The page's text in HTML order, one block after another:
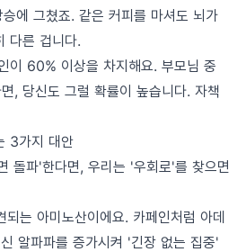
에 그쳤죠. 같은 커피를 마셔도 뇌가
다른 겁니다.
이 60% 이상을 차지해요. 부모님 중
, 당신도 그럴 확률이 높습니다. 자책
3가지 대안
돌파'한다면, 우리는 '우회로'를 찾으면
되는 아미노산이에요. 카페인처럼 아데
알파파를 증가시켜 '긴장 없는 집중'